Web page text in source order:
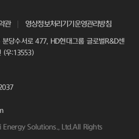
관 영상정보처리기기운영관리방침
당수서로 477, HD현대그룹 글로벌R&D센
(우:13553)
Solutions., Ltd.All Rights